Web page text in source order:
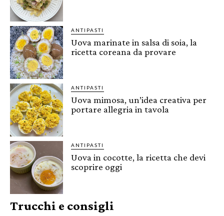
ANTIPASTI
Uova marinate in salsa di soia, la
ricetta coreana da provare
ANTIPASTI
Uova mimosa, un’idea creativa per
portare allegria in tavola
ANTIPASTI
Uova in cocotte, la ricetta che devi
scoprire oggi
Trucchi e consigli